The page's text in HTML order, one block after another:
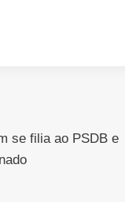
se filia ao PSDB e